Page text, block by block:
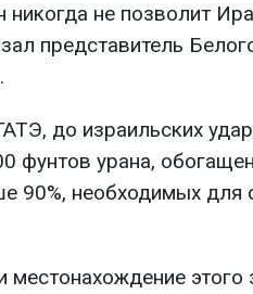
не позволит
представитель
до израильских
фунтов урана,
90%, необходимых для
местонахождение этого